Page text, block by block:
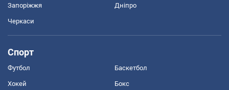
Запоріжжя Дніпро
Черкаси
Спорт
Футбол Баскетбол
Хокей Бокс